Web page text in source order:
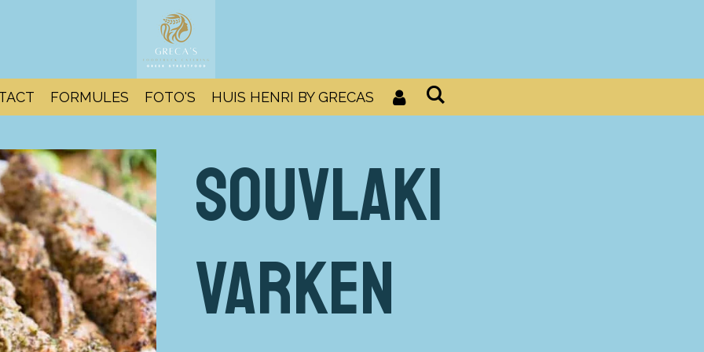
FORMULES FOTO'S HUIS HENRI BY GRECAS
Souvlaki
varken